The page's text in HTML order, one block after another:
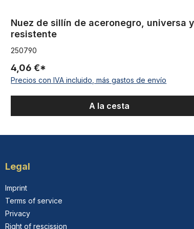
Nuez de sillín de aceronegro, universa y
resistente
250790
4,06 €*
Precios con IVA incluido, más gastos de envío
A la cesta
Legal
Imprint
Terms of service
Privacy
Right of rescission